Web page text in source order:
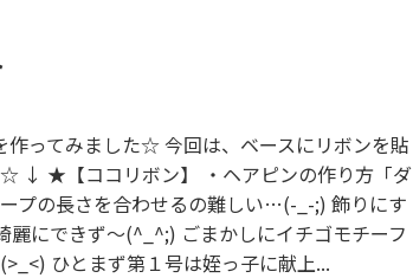
ってみました☆ 今回は、ベースにリボンを貼
☆ ↓ ★【ココリボン】 ・ヘアピンの作り方「ダ
プの長さを合わせるの難しい…(-_-;) 飾りにす
にできず～(^_^;) ごまかしにイチゴモチーフ
ひとまず第１号は姪っ子に献上...